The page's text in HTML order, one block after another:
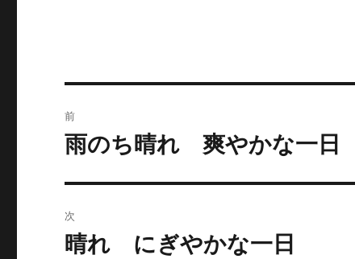
稿
ゲ
前
前
投
稿:
雨のち晴れ 爽やかな一日
次
次
晴れ にぎやかな一日